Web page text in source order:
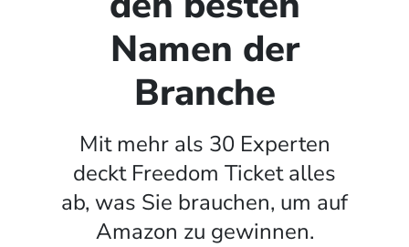
Namen der
Branche
Mit mehr als 30 Experten
deckt Freedom Ticket alles
ab, was Sie brauchen, um auf
Amazon zu gewinnen.